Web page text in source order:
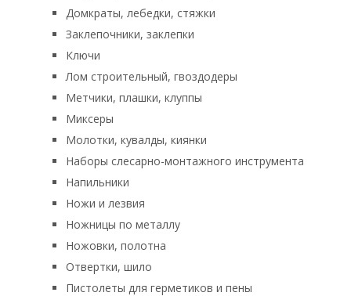
Домкраты, лебедки, стяжки
Заклепочники, заклепки
Ключи
Лом строительный, гвоздодеры
Метчики, плашки, клуппы
Миксеры
Молотки, кувалды, киянки
Наборы слесарно-монтажного инструмента
Напильники
Ножи и лезвия
Ножницы по металлу
Ножовки, полотна
Отвертки, шило
Пистолеты для герметиков и пены